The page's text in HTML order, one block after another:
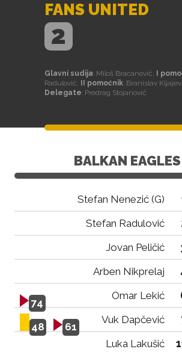
FANS UNITED
2
Glavni sudija: Miloš Bracanović, I
Radulović,
II pomoćnik: Branislav
Delegate: Predrag Stojanović
BALKAN EAGLES
Stefan Nenezić (G)
Stefan Radulović
Jovan Peličić
Arben Nikprelaj
74
Omar Lekić
48 61
Vuk Dapčević
Luka Lakušić